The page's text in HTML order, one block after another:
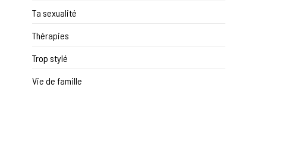
Ta sexualité
Thérapies
Trop stylé
Vie de famille